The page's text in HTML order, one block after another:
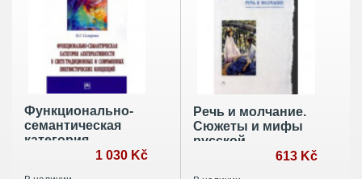
Функционально-
семантическая
категория
альтернативности
1 030 Kč
Речь и молчание.
Сюжеты и мифы
русской
словесности613 Kč